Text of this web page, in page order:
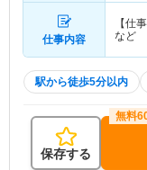
仕事内容
【仕
など
駅から徒歩5分以内
保存する